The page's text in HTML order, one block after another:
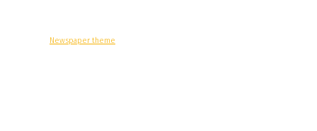
Newspaper theme